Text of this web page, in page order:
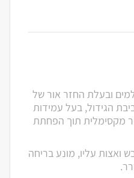
מ 2 צידיה, עמידה למים ובעלת החזר אור של
הגידול, בעל עמידות
מקסימלית תוך הפחתת
ואצות עליו, מונע בריחה